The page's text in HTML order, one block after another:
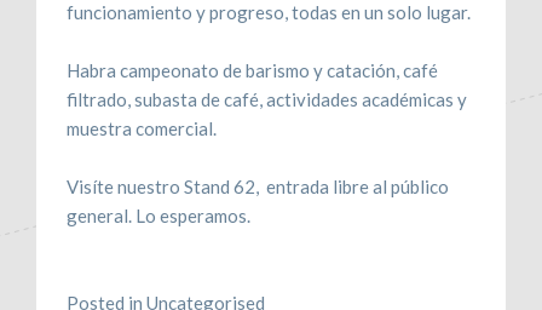
funcionamiento y progreso, todas en un solo lugar.
Habra campeonato de barismo y catación, café
filtrado, subasta de café, actividades académicas y
muestra comercial.
Visíte nuestro Stand 62, entrada libre al público
general. Lo esperamos.
Posted in Uncategorised